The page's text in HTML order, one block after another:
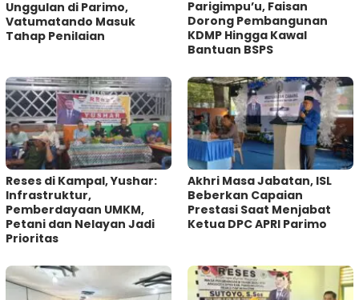
Unggulan di Parimo,
Vatumatando Masuk
Tahap Penilaian
Parigimpu’u, Faisan
Dorong Pembangunan
KDMP Hingga Kawal
Bantuan BSPS
Reses di Kampal, Yushar:
Infrastruktur,
Pemberdayaan UMKM,
Petani dan Nelayan Jadi
Prioritas
Akhri Masa Jabatan, ISL
Beberkan Capaian
Prestasi Saat Menjabat
Ketua DPC APRI Parimo